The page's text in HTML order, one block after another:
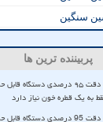
سنگین
پربیننده ترین ها
تشخیص سرطان با دقت ۹۵ درصدی دستگاه
به یک قطره خون نیاز دارد
تشخیص سرطان با دقت 95 درصدی دستگاه